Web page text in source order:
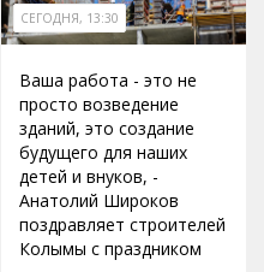
СЕГОДНЯ, 13:30
Ваша работа - это не
просто возведение
зданий, это создание
будущего для наших
детей и внуков, -
Анатолий Широков
поздравляет строителей
Колымы с праздником